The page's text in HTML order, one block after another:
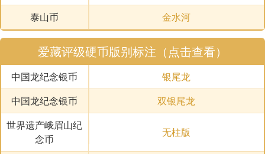
泰山币
金水河
爱藏评级硬币版别标注（点击查看）
中国龙纪念银币
银尾龙
中国龙纪念银币
双银尾龙
世界遗产峨眉山纪
念币
无柱版